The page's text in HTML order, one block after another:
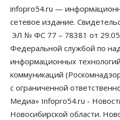
infopro54.ru —
сетевое издание.
ЭЛ № ФС 77 – 78381 от
Федеральной службой по
информационных
коммуникаций
с ограниченной
Медиа» Infopro54.ru -
Новосибирской области.